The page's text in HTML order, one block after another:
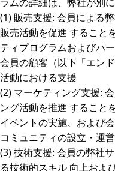
(1) 販売支援: 会員による
販売活動を促進 すること
ティプログラムおよびパ
会員の顧客（以下「エン
活動における支援
(2) マーケティング支援:
ング活動を推進 すること
イベントの実施、および
コミュニティの設立・運営
(3) 技術支援: 会員の弊社
る技術的スキル 向上およ